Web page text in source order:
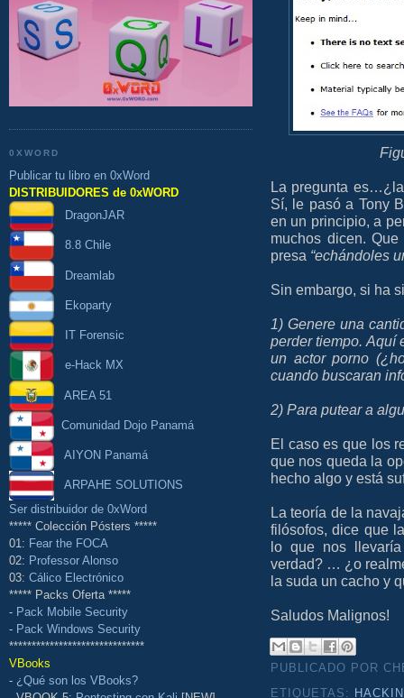
0XWORD
Publicar tu libro en 0xWord
DISTRIBUIDORES de 0xWORD
DragonJAR
8.8 Chile
Dreamlab
Ekoparty
IT Forensic
e-Hack MX
AREA 51
Comunidad Dojo Panamá
AIYON Panamá
ARPAHE SOLUTIONS
Ser distribuidor de 0xWord
***** Colección Pósters *****
01: Fear the FOCA
02: Professor Alonso
03: Cálico Electrónico
***** Packs Oferta *****
- Pack Mobile Security
- Pack Windows Security
******************************
VBooks
- ¿Qué son los VBooks?
La pregunta
Sí, le pasó a Tony
en un principio, a
muchos dicen.
presa “echándoles
Sin embargo, si ha
1) Genere una
perder tiempo. Aquí
un actor porno
cuando buscaran
2) Para putear a
El caso es que los
que nos queda la
hecho algo y está
La teoría de la
filósofos, dice que
lo que nos
verdad? … ¿o
la suda un cacho y
Saludos Malignos!
PUBLICADO POR
ETIQUETAS: